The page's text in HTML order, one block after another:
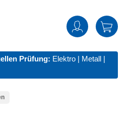
Prüfung: Elektro | Metall |